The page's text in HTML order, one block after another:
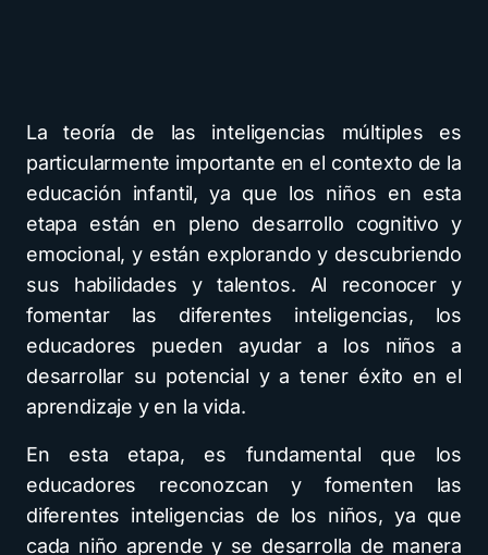
La teoría de las inteligencias múltiples es
particularmente importante en el contexto de la
educación infantil, ya que los niños en esta
etapa están en pleno desarrollo cognitivo y
emocional, y están explorando y descubriendo
sus habilidades y talentos. Al reconocer y
fomentar las diferentes inteligencias, los
educadores pueden ayudar a los niños a
desarrollar su potencial y a tener éxito en el
aprendizaje y en la vida.
En esta etapa, es fundamental que los
educadores reconozcan y fomenten las
diferentes inteligencias de los niños, ya que
cada niño aprende y se desarrolla de manera